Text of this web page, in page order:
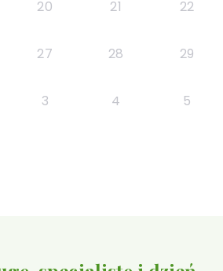
20 21 22
27 28 29
3 4 5